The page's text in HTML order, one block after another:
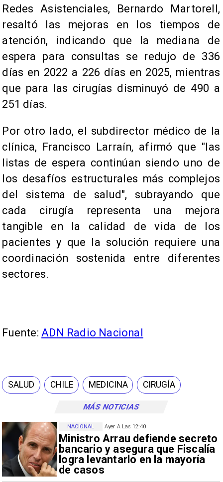
MÁS NOTICIAS
Ayer A Las 12:40
Ministro Arrau defiende secreto
bancario y asegura que Fiscalía
logra levantarlo en la mayoría
de casos
NACIONAL
Redes Asistenciales, Bernardo Martorell,
resaltó las mejoras en los tiempos de
atención, indicando que la mediana de
espera para consultas se redujo de 336
días en 2022 a 226 días en 2025, mientras
que para las cirugías disminuyó de 490 a
251 días.
Por otro lado, el subdirector médico de la
clínica, Francisco Larraín, afirmó que "las
listas de espera continúan siendo uno de
los desafíos estructurales más complejos
del sistema de salud", subrayando que
cada cirugía representa una mejora
tangible en la calidad de vida de los
pacientes y que la solución requiere una
coordinación sostenida entre diferentes
sectores.
Fuente:ADN Radio Nacional
SALUD CHILE MEDICINA CIRUGÍA